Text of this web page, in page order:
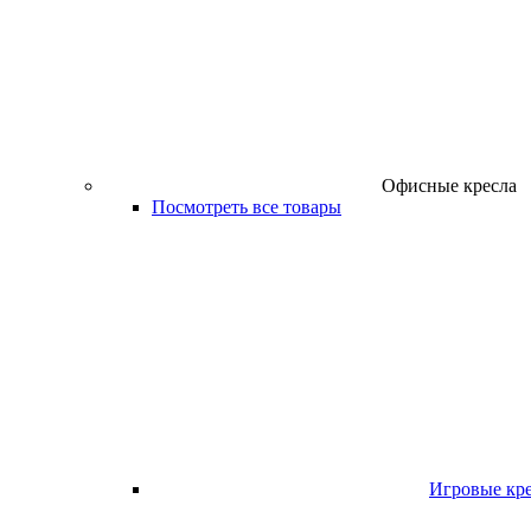
Офисные кресла
Посмотреть все товары
Игровые